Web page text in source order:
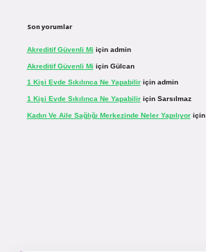
Son yorumlar
Akreditif Güvenli Mi için admin
Akreditif Güvenli Mi için Gülcan
1 Kişi Evde Sıkılınca Ne Yapabiliriçin admin
1 Kişi Evde Sıkılınca Ne Yapabiliriçin Sarsılmaz
Kadın Ve Aile Sağlığı Merkezinde Neler Yapılıyoriçin